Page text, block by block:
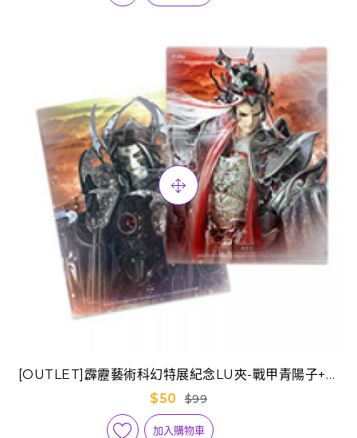
[OUTLET]霹靂藝術科幻特展紀念LU夾-戰甲青陽子+厄
禍
$50 $99
加入購物車